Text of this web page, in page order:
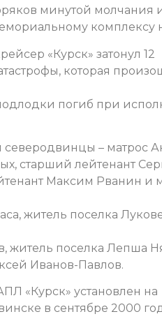
минутой молчания
комплексу
«Курск» затонул 12
которая
погиб при
северодвинцы – матрос
старший лейтенант
Максим Рванин и
житель поселка
житель поселка Лепша
Иванов-Павлов.
«Курск» установлен на
в сентябре 2000